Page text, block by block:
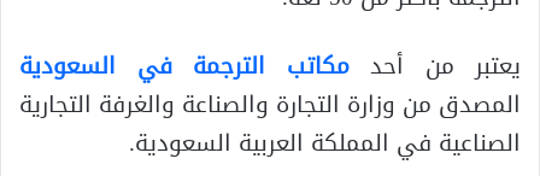
يعتبر من أحد مكاتب الترجمة في السعودية
المصدق من وزارة التجارة والصناعة والغرفة التجارية
الصناعية في المملكة العربية السعودية.